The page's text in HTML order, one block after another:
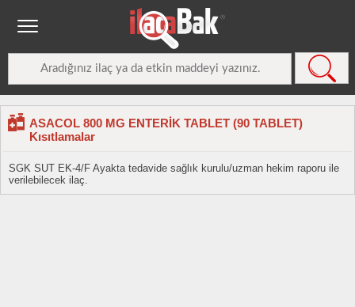
ASACOL 800 MG ENTERİK TABLET (90 TABLET)
Kısıtlamalar
SGK SUT EK-4/F Ayakta tedavide sağlık kurulu/uzman hekim raporu ile
verilebilecek ilaç.